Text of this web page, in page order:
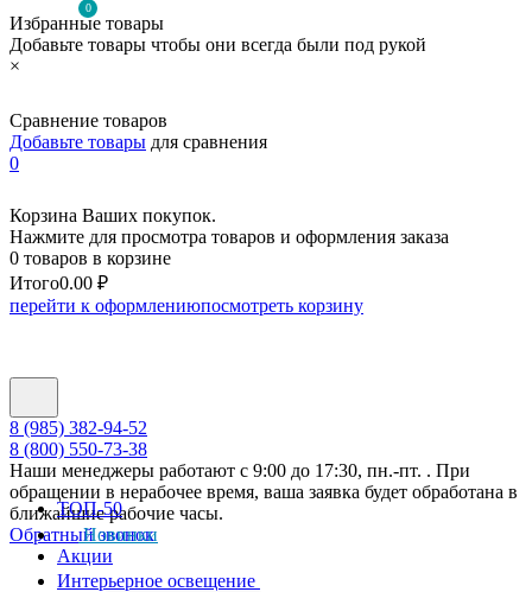
0
Избранные товары
Добавьте товары чтобы они всегда были под рукой
×
Сравнение товаров
Добавьте товары для сравнения
0
Корзина Ваших покупок.
Нажмите для просмотра товаров и оформления заказа
0 товаров в корзине
Итого0.00 ₽
перейти к оформлениюпосмотреть корзину
8 (985) 382-94-52
8 (800) 550-73-38
Наши менеджеры работают с 9:00 до 17:30, пн.-пт. . При
обращении в нерабочее время, ваша заявка будет обработана в
ближайшие рабочие часы.
Обратный звонок
ТОП-50
Новинки
Акции
Интерьерное освещение